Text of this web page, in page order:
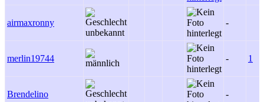
airmaxronny -
merlin19744 - 1
Brendelino -